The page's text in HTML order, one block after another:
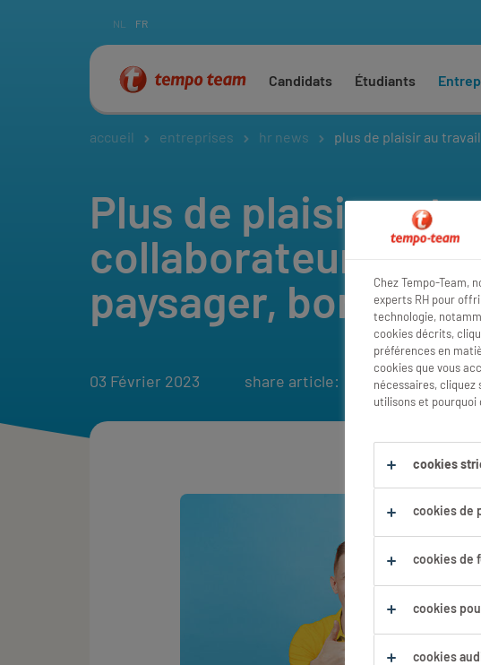
Candidats Étudiants
NL FR
accueil entreprises hr news plus de plaisir au
Plus de plaisir au
collaborateurs? Bye
paysager, bonjour
03 Février 2023 share article:
Chez Tempo-Team,
experts RH pour
technologie,
cookies décrits,
préférences en
cookies que vous
nécessaires, cliquez
utilisons et pourquoi
cookies
cookies de
cookies de
cookies
cookies